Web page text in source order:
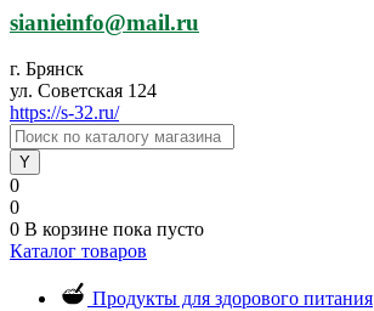
sianieinfo@mail.ru
г. Брянск
ул. Советская 124
https://s-32.ru/
0
0
0 В корзине пока пусто
Каталог товаров
Продукты для здорового питания